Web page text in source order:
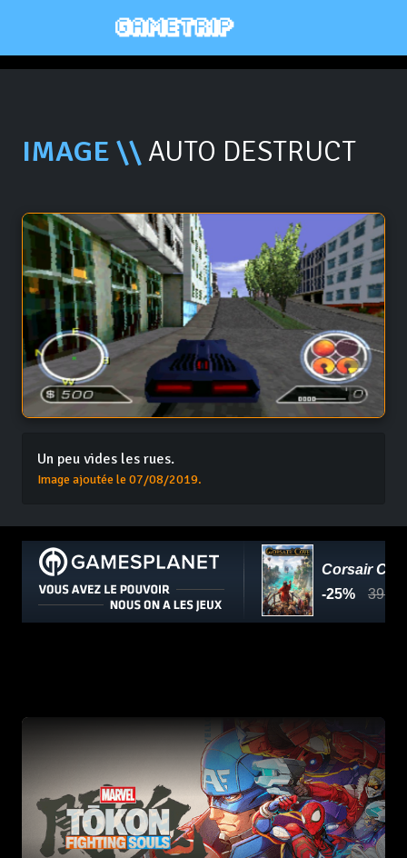
IMAGE \\ AUTO DESTRUCT
Un peu vides les rues.
Image ajoutée le 07/08/2019.